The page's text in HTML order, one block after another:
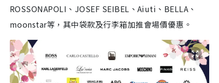
ROSSONAPOLI、JOSEF SEIBEL、Aiuti、BELLA、
moonstar等，其中袋款及行李箱加推會場價優惠。